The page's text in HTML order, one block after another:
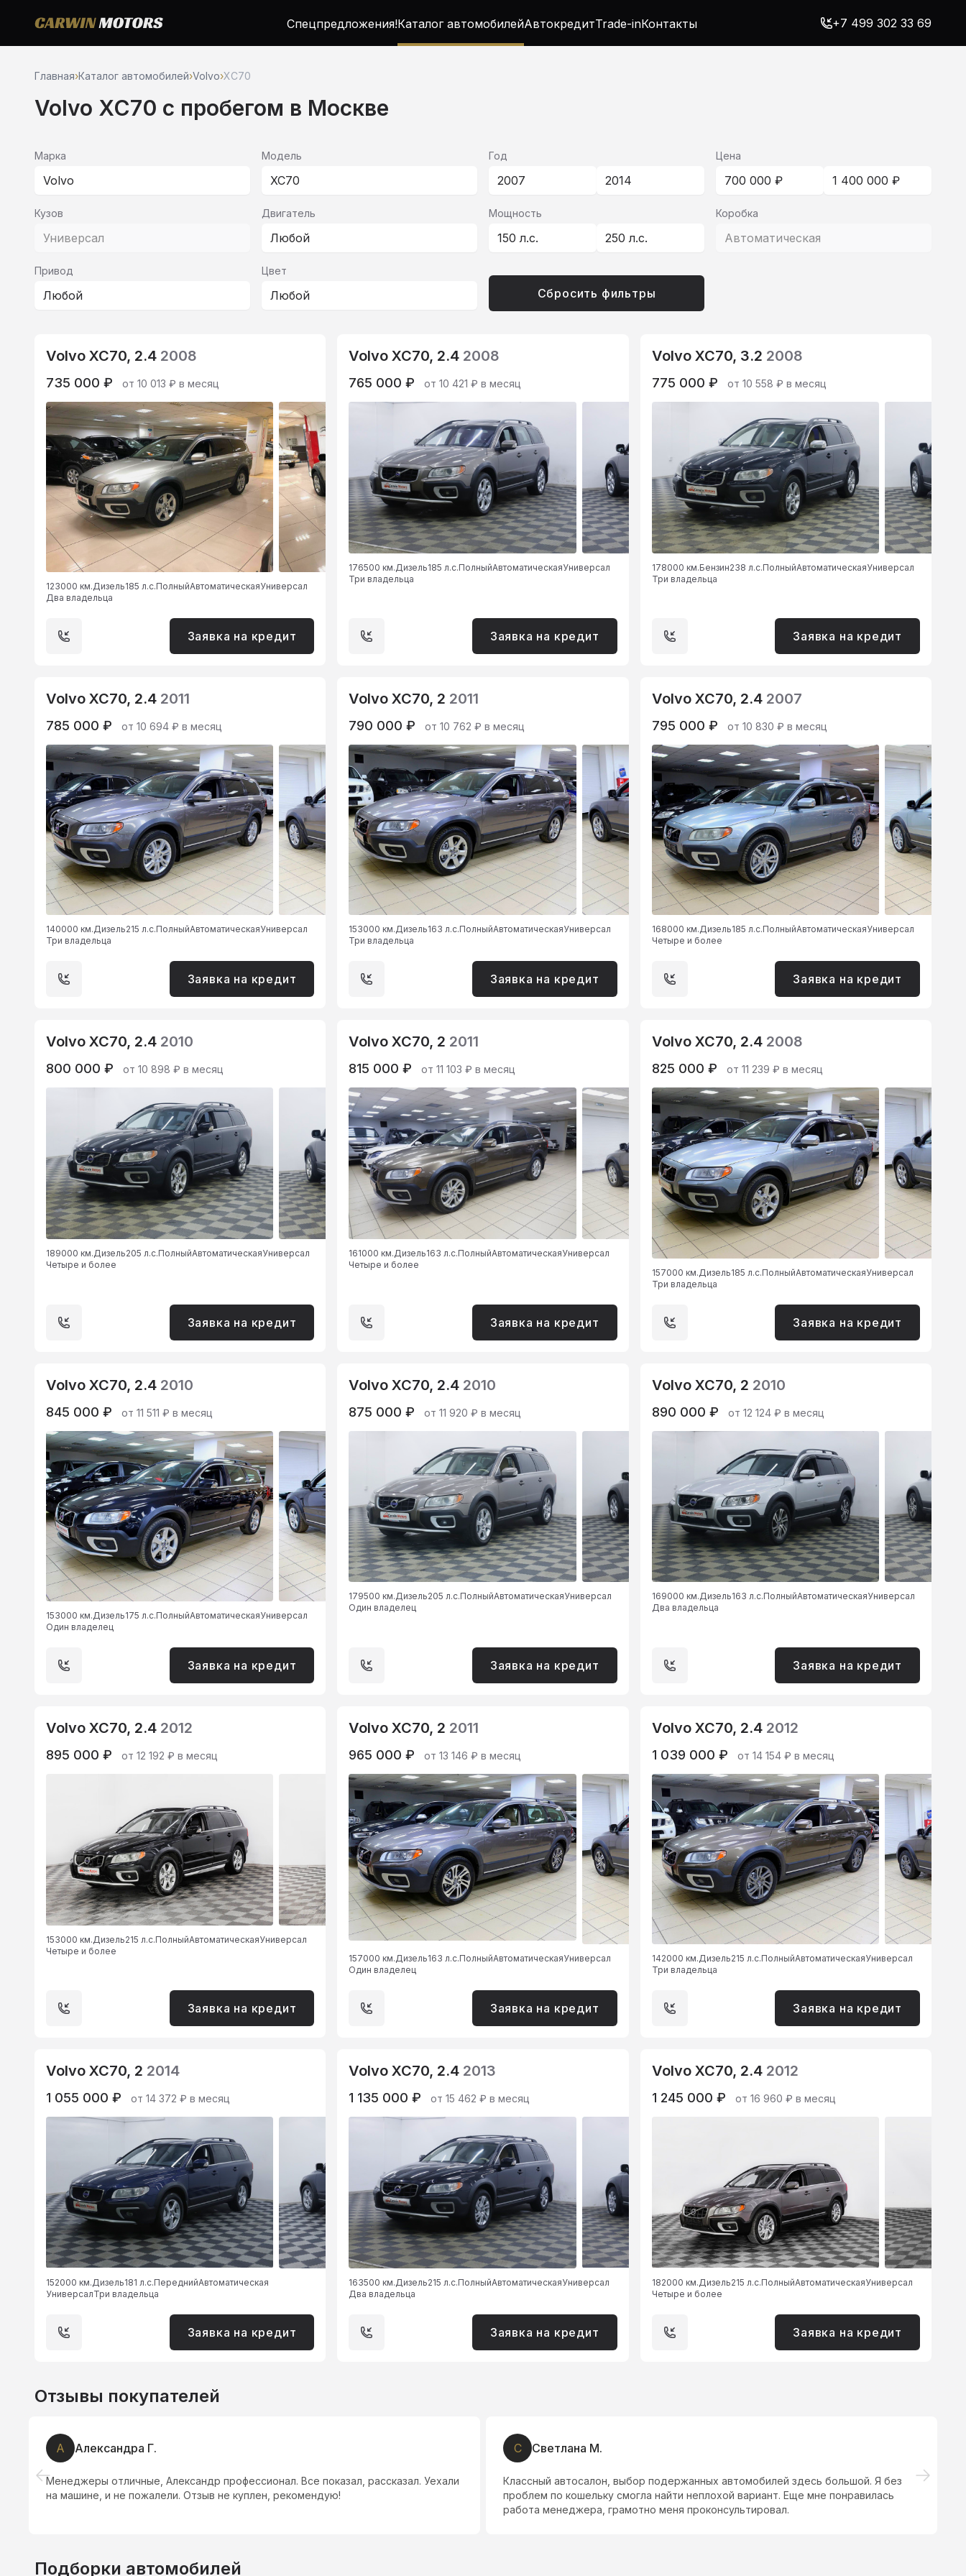
Спецпредложения!Каталог автомобилейАвтокредитTrade-inКонтакты +7 499 302 33 69
Главная›Каталог автомобилей›Volvo›XC70
Volvo XC70 c пробегом в Москве
Марка
Volvo
Модель
XC70
Год
2007 2014
Цена
700 000 ₽ 1 400 000 ₽
Кузов
Универсал
Двигатель
Любой
Мощность
150 л.с. 250 л.с.
Коробка
Автоматическая
Привод
Любой
Цвет
Любой Сбросить фильтры
Volvo XC70, 2.4 2008
735 000 ₽ от 10 013 ₽ в месяц
123000 км.Дизель185 л.с.ПолныйАвтоматическаяУниверсал
Два владельца
Заявка на кредит
Volvo XC70, 2.4 2008
765 000 ₽ от 10 421 ₽ в месяц
176500 км. Дизель185 л.с.ПолныйАвтоматическаяУниверсал
Три владельца
Заявка на кредит
Volvo XC70, 3.2 2008
775 000 ₽ от 10 558 ₽ в месяц
178000 км.Бензин238 л.с.ПолныйАвтоматическаяУниверсал
Три владельца
Заявка на кредит
Volvo XC70, 2.4 2011
785 000 ₽ от 10 694 ₽ в месяц
140000 км.Дизель215 л.с.ПолныйАвтоматическаяУниверсал
Три владельца
Заявка на кредит
Volvo XC70, 2 2011
790 000 ₽ от 10 762 ₽ в месяц
153000 км.Дизель163 л.с.ПолныйАвтоматическаяУниверсал
Три владельца
Заявка на кредит
Volvo XC70, 2.4 2007
795 000 ₽ от 10 830 ₽ в месяц
168000 км.Дизель185 л.с.ПолныйАвтоматическаяУниверсал
Четыре и более
Заявка на кредит
Volvo XC70, 2.4 2010
800 000 ₽ от 10 898 ₽ в месяц
189000 км.Дизель205 л.с.ПолныйАвтоматическаяУниверсал
Четыре и более
Заявка на кредит
Volvo XC70, 2 2011
815 000 ₽ от 11 103 ₽ в месяц
161000 км.Дизель163 л.с.ПолныйАвтоматическаяУниверсал
Четыре и более
Заявка на кредит
Volvo XC70, 2.4 2008
825 000 ₽ от 11 239 ₽ в месяц
157000 км. Дизель185 л.с.ПолныйАвтоматическаяУниверсал
Три владельца
Заявка на кредит
Volvo XC70, 2.4 2010
845 000 ₽ от 11 511 ₽ в месяц
153000 км. Дизель175 л.с.ПолныйАвтоматическаяУниверсал
Один владелец
Заявка на кредит
Volvo XC70, 2.4 2010
875 000 ₽ от 11 920 ₽ в месяц
179500 км.Дизель205 л.с.ПолныйАвтоматическаяУниверсал
Один владелец
Заявка на кредит
Volvo XC70, 2 2010
890 000 ₽ от 12 124 ₽ в месяц
169000 км.Дизель163 л.с.ПолныйАвтоматическаяУниверсал
Два владельца
Заявка на кредит
Volvo XC70, 2.4 2012
895 000 ₽ от 12 192 ₽ в месяц
153000 км. Дизель215 л.с.ПолныйАвтоматическаяУниверсал
Четыре и более
Заявка на кредит
Volvo XC70, 2 2011
965 000 ₽ от 13 146 ₽ в месяц
157000 км. Дизель163 л.с.ПолныйАвтоматическаяУниверсал
Один владелец
Заявка на кредит
Volvo XC70, 2.4 2012
1 039 000 ₽ от 14 154 ₽ в месяц
142000 км. Дизель215 л.с.ПолныйАвтоматическаяУниверсал
Три владельца
Заявка на кредит
Volvo XC70, 2 2014
1 055 000 ₽ от 14 372 ₽ в месяц
152000 км. Дизель181 л.с.ПереднийАвтоматическая
УниверсалТри владельца
Заявка на кредит
Volvo XC70, 2.4 2013
1 135 000 ₽ от 15 462 ₽ в месяц
163500 км. Дизель215 л.с.ПолныйАвтоматическаяУниверсал
Два владельца
Заявка на кредит
Volvo XC70, 2.4 2012
1 245 000 ₽ от 16 960 ₽ в месяц
182000 км. Дизель215 л.с.ПолныйАвтоматическаяУниверсал
Четыре и более
Заявка на кредит
Отзывы покупателей
А Александра Г.
Менеджеры отличные, Александр профессионал. Все показал, рассказал. Уехали
на машине, и не пожалели. Отзыв не куплен, рекомендую!
С Светлана М.
Классный автосалон, выбор подержанных автомобилей здесь большой. Я без
проблем по кошельку смогла найти неплохой вариант. Еще мне понравилась
работа менеджера, грамотно меня проконсультировал.
Подборки автомобилей